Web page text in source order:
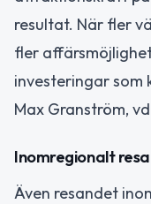
resultat. När fler
fler
investeringar som
Max Granström,
Inomregionalt
Även resandet